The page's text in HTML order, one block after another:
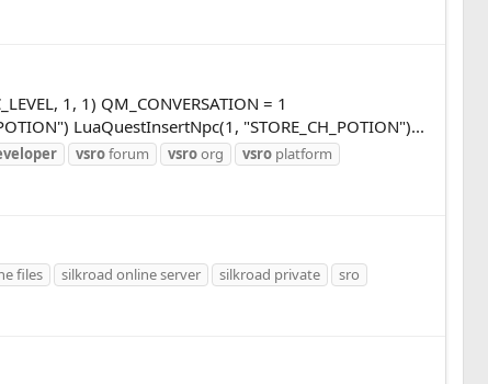
1, 1) QM_CONVERSATION = 1
LuaQuestInsertNpc(1, "STORE_CH_POTION")...
vsroforum vsroorg vsro platform
files silkroad online server silkroad private
sro